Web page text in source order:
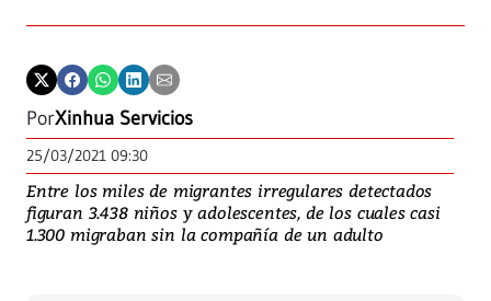
PorXinhua Servicios
25/03/2021 09:30
Entre los miles de migrantes irregulares detectados
figuran 3.438 niños y adolescentes, de los cuales casi
1.300 migraban sin la compañía de un adulto